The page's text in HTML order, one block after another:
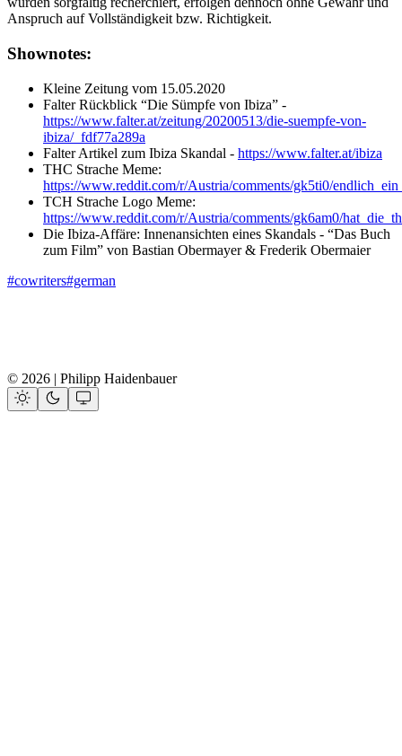
Anspruch auf Vollständigkeit bzw. Richtigkeit.
Shownotes:
Kleine Zeitung vom 15.05.2020
Falter Rückblick “Die Sümpfe von Ibiza” -
https://www.falter.at/zeitung/20200513/die-suempfe-von-
ibiza/_fdf77a289a
Falter Artikel zum Ibiza Skandal - https://www.falter.at/ibiza
THC Strache Meme:
https://www.reddit.com/r/Austria/comments/gk5ti0/
TCH Strache Logo Meme:
https://www.reddit.com/r/Austria/comments/gk6am0/
Die Ibiza-Affäre: Innenansichten eines Skandals - “Das Buch
zum Film” von Bastian Obermayer & Frederik Obermaier
#cowriters#german
© 2026 | Philipp Haidenbauer